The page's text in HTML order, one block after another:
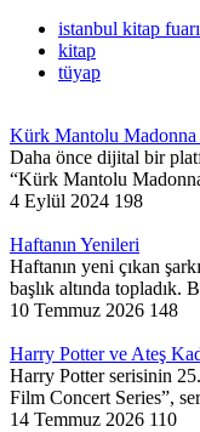
istanbul kitap fuarı
kitap
tüyap
Kürk Mantolu
Daha önce dijital bir
“Kürk Mantolu
4 Eylül 2024 198
Haftanın Yenileri
Haftanın yeni çıkan
başlık altında topladık.
10 Temmuz 2026 148
Harry Potter ve Ateş
Harry Potter serisinin
Film Concert Series”,
14 Temmuz 2026 110